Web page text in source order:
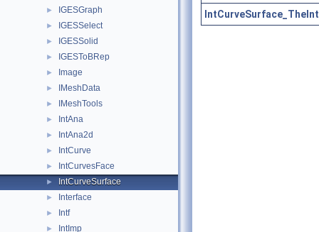
► IGESGraph
► IGESSelect
► IGESSolid
► IGESToBRep
► Image
► IMeshData
► IMeshTools
► IntAna
► IntAna2d
► IntCurve
► IntCurvesFace
► IntCurveSurface
► Interface
► Intf
► IntImp